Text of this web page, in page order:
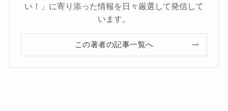
い！」に寄り添った情報を日々厳選して発信して
います。
この著者の記事一覧へ